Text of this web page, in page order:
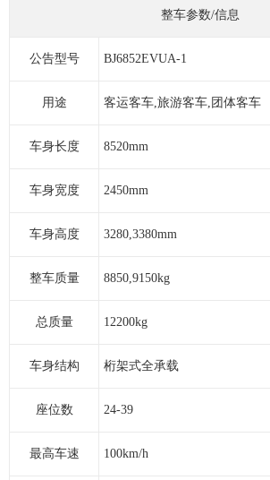
整车参数/信息
公告型号 BJ6852EVUA-1
用途 客运客车,旅游客车,团体客车
车身长度 8520mm
车身宽度 2450mm
车身高度 3280,3380mm
整车质量 8850,9150kg
总质量 12200kg
车身结构 桁架式全承载
座位数 24-39
最高车速 100km/h